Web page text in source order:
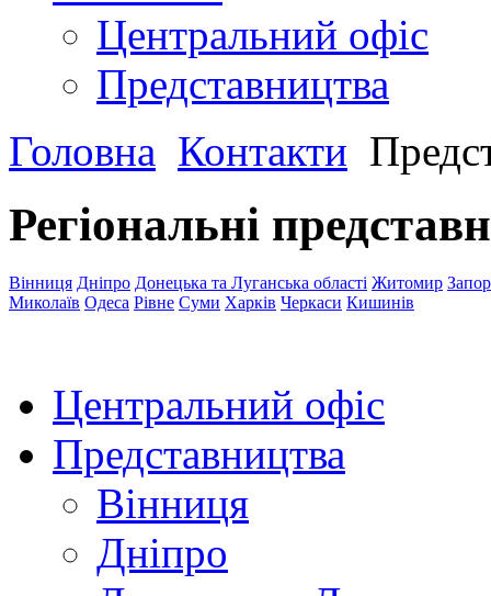
Центральний офіс
Представництва
Головна Контакти
Регіональні
Вінниця Дніпро Донецька та Луганська області Житомир
Миколаїв Одеса Рівне Суми Харків Черкаси Кишинів
Центральний офіс
Представництва
Вінниця
Дніпро